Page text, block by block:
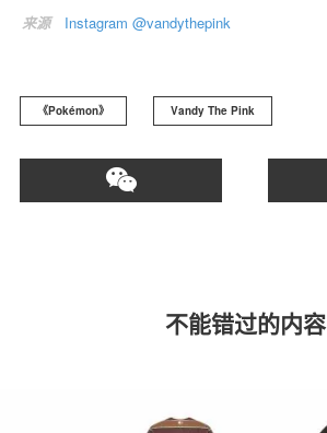
来源 Instagram @vandythepink
《Pokémon》 Vandy The Pink
不能错过的内容